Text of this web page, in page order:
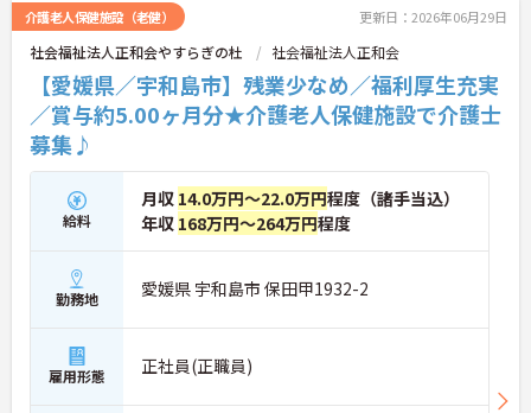
介護老人保健施設（老健） 更新日：2026年06月29日
社会福祉法人正和会やすらぎの杜 社会福祉法人正和会
【愛媛県／宇和島市】残業少なめ／福利厚生充実
／賞与約5.00ヶ月分★介護老人保健施設で介護士
募集♪
給料
月収 14.0万円～22.0万円程度（諸手当込）
年収 168万円～264万円程度
勤務地 愛媛県 宇和島市 保田甲1932-2
雇用形態 正社員(正職員)